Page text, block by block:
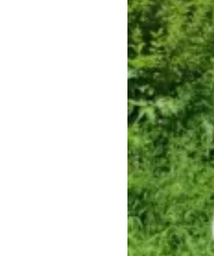
Реестр туроператоров
Реестр туристических
агентств Алтайского края
Обращения граждан
Противодействие коррупции